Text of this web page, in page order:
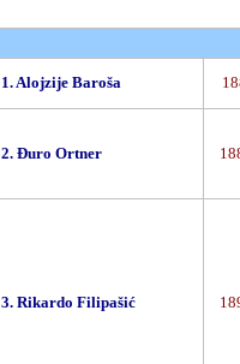
1. Alojzije Baroša
2. Đuro Ortner
3. Rikardo Filipašić